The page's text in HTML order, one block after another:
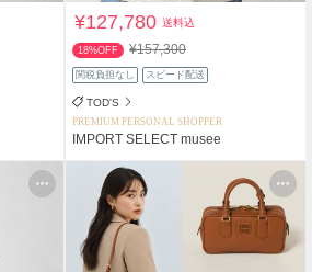
¥127,780送料込
18%OFF ¥157,300
関税負担なし スピード配送
TOD'S
PREMIUM PERSONAL SHOPPER
IMPORT SELECT musee